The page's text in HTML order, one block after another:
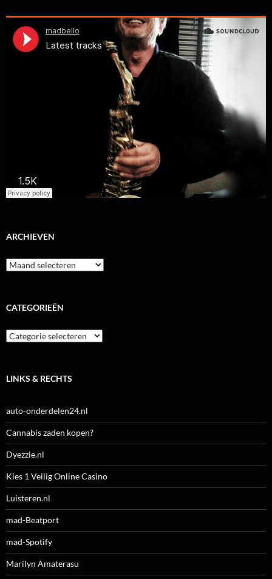
ARCHIEVEN
Archieven
CATEGORIEËN
Categorieën
LINKS & RECHTS
auto-onderdelen24.nl
Cannabis zaden kopen?
Dyezzie.nl
Kies 1 Veilig Online Casino
Luisteren.nl
mad-Beatport
mad-Spotify
Marilyn Amaterasu